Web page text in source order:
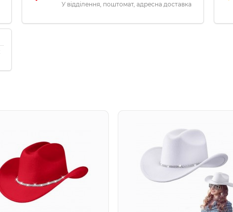
У відділення, поштомат, адресна доставка